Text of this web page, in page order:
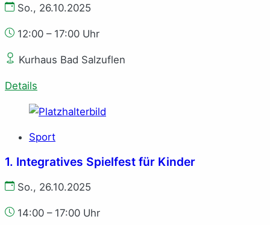
So., 26.10.2025
12:00 – 17:00 Uhr
Kurhaus Bad Salzuflen
Details
Sport
1. Integratives Spielfest für Kinder
So., 26.10.2025
14:00 – 17:00 Uhr